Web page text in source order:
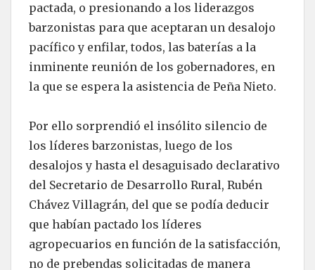
pactada, o presionando a los liderazgos
barzonistas para que aceptaran un desalojo
pacífico y enfilar, todos, las baterías a la
inminente reunión de los gobernadores, en
la que se espera la asistencia de Peña Nieto.
Por ello sorprendió el insólito silencio de
los líderes barzonistas, luego de los
desalojos y hasta el desaguisado declarativo
del Secretario de Desarrollo Rural, Rubén
Chávez Villagrán, del que se podía deducir
que habían pactado los líderes
agropecuarios en función de la satisfacción,
no de prebendas solicitadas de manera